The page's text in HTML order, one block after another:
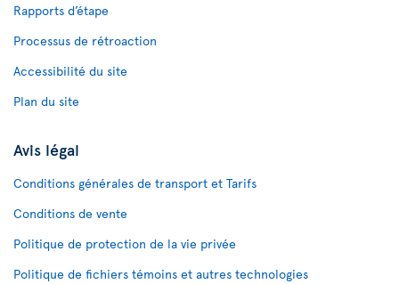
Rapports d’étape
Processus de rétroaction
Accessibilité du site
Plan du site
Avis légal
Conditions générales de transport et Tarifs
Conditions de vente
Politique de protection de la vie privée
Politique de fichiers témoins et autres technologies